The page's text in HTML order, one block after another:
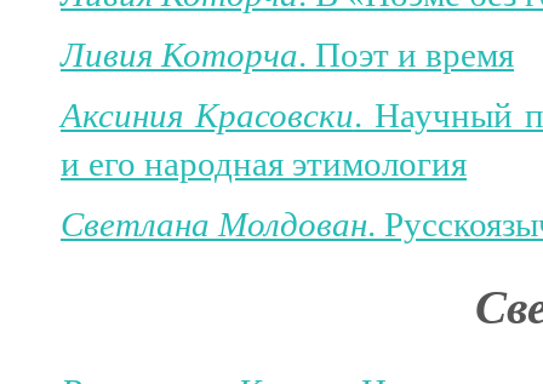
Ливия Которча. Поэт и время
Аксиния Красовски. Научный
и его народная этимология
Светлана Молдован.